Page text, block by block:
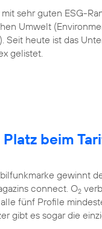
sehr guten ESG-
Umwelt
heute ist das
gelistet.
beim
gewinnt
connect. O2
fünf Profile
gibt es sogar die